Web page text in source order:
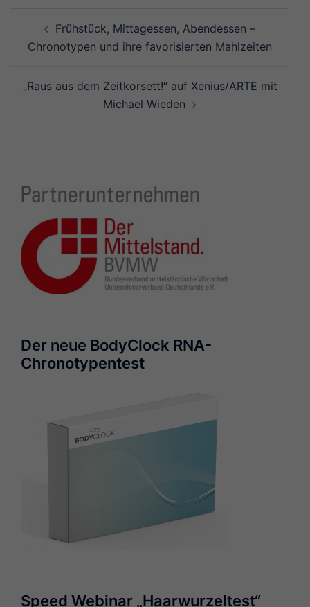
Frühstück, Mittagessen, Abendessen –
Chronotypen und ihre favorisierten Mahlzeiten
„Raus aus dem Zeitkorsett!“ auf Xenius/ARTE mit
Michael Wieden
Der neue BodyClock RNA-
Chronotypentest
Speed Webinar „Haarwurzeltest“